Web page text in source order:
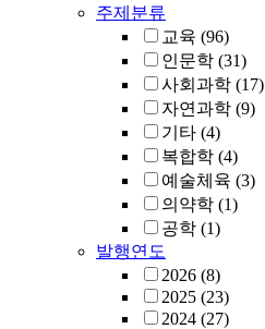
주제분류
교육 (96)
인문학 (31)
사회과학 (17)
자연과학 (9)
기타 (4)
복합학 (4)
예술체육 (3)
의약학 (1)
공학 (1)
발행연도
2026 (8)
2025 (23)
2024 (27)